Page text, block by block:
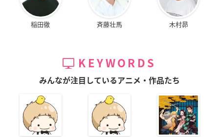
稲田徹 斉藤壮馬 木村昴
KEYWORDS
みんなが注目しているアニメ・作品たち